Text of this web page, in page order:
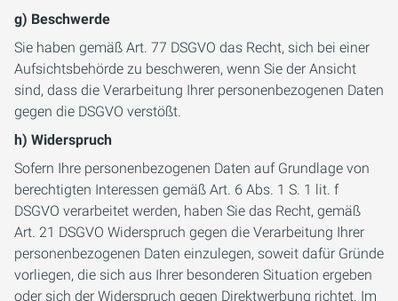
g) Beschwerde
Sie haben gemäß Art. 77 DSGVO das Recht, sich bei einer
Aufsichtsbehörde zu beschweren, wenn Sie der Ansicht
sind, dass die Verarbeitung Ihrer personenbezogenen Daten
gegen die DSGVO verstößt.
h) Widerspruch
Sofern Ihre personenbezogenen Daten auf Grundlage von
berechtigten Interessen gemäß Art. 6 Abs. 1 S. 1 lit. f
DSGVO verarbeitet werden, haben Sie das Recht, gemäß
Art. 21 DSGVO Widerspruch gegen die Verarbeitung Ihrer
personenbezogenen Daten einzulegen, soweit dafür Gründe
vorliegen, die sich aus Ihrer besonderen Situation ergeben
oder sich der Widerspruch gegen Direktwerbung richtet. Im